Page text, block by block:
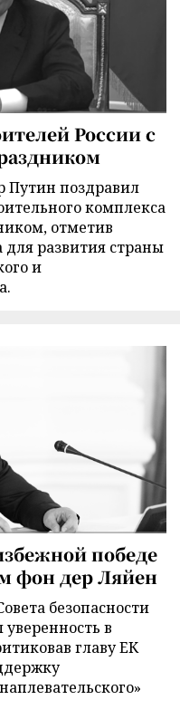
России с
Путин поздравил
комплекса
отметив
развития страны
и
победе
фон дер Ляйен
безопасности
в
главу ЕК